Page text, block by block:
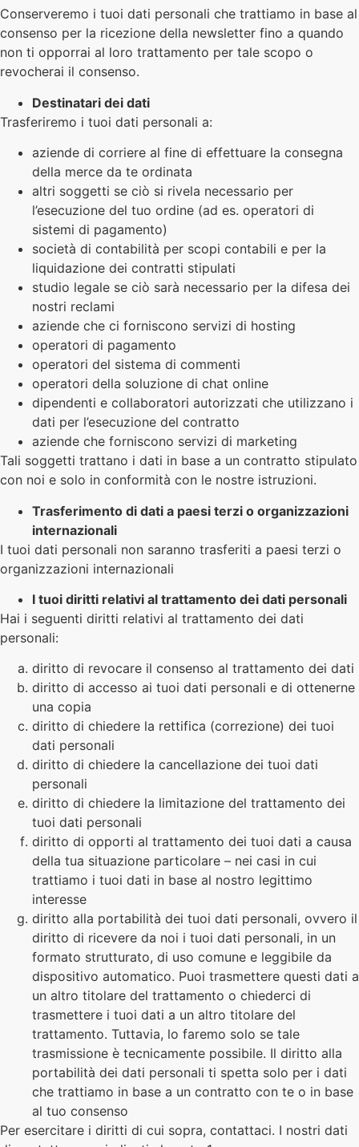
Conserveremo i tuoi dati personali che trattiamo in base al
consenso per la ricezione della newsletter fino a quando
non ti opporrai al loro trattamento per tale scopo o
revocherai il consenso.
Destinatari dei dati
Trasferiremo i tuoi dati personali a:
aziende di corriere al fine di effettuare la consegna
della merce da te ordinata
altri soggetti se ciò si rivela necessario per
l’esecuzione del tuo ordine (ad es. operatori di
sistemi di pagamento)
società di contabilità per scopi contabili e per la
liquidazione dei contratti stipulati
studio legale se ciò sarà necessario per la difesa dei
nostri reclami
aziende che ci forniscono servizi di hosting
operatori di pagamento
operatori del sistema di commenti
operatori della soluzione di chat online
dipendenti e collaboratori autorizzati che utilizzano i
dati per l’esecuzione del contratto
aziende che forniscono servizi di marketing
Tali soggetti trattano i dati in base a un contratto stipulato
con noi e solo in conformità con le nostre istruzioni.
Trasferimento di dati a paesi terzi o organizzazioni
internazionali
I tuoi dati personali non saranno trasferiti a paesi terzi o
organizzazioni internazionali
I tuoi diritti relativi al trattamento dei dati personali
Hai i seguenti diritti relativi al trattamento dei dati
personali:
diritto di revocare il consenso al trattamento dei dati
diritto di accesso ai tuoi dati personali e di ottenerne
una copia
diritto di chiedere la rettifica (correzione) dei tuoi
dati personali
diritto di chiedere la cancellazione dei tuoi dati
personali
diritto di chiedere la limitazione del trattamento dei
tuoi dati personali
diritto di opporti al trattamento dei tuoi dati a causa
della tua situazione particolare – nei casi in cui
trattiamo i tuoi dati in base al nostro legittimo
interesse
diritto alla portabilità dei tuoi dati personali, ovvero il
diritto di ricevere da noi i tuoi dati personali, in un
formato strutturato, di uso comune e leggibile da
dispositivo automatico. Puoi trasmettere questi dati a
un altro titolare del trattamento o chiederci di
trasmettere i tuoi dati a un altro titolare del
trattamento. Tuttavia, lo faremo solo se tale
trasmissione è tecnicamente possibile. Il diritto alla
portabilità dei dati personali ti spetta solo per i dati
che trattiamo in base a un contratto con te o in base
al tuo consenso
Per esercitare i diritti di cui sopra, contattaci. I nostri dati